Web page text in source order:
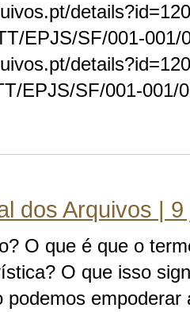
EPJS/SF/001-001/
EPJS/SF/001-001/
dos Arquivos | 9
O que é que o
O que isso
podemos empoderar